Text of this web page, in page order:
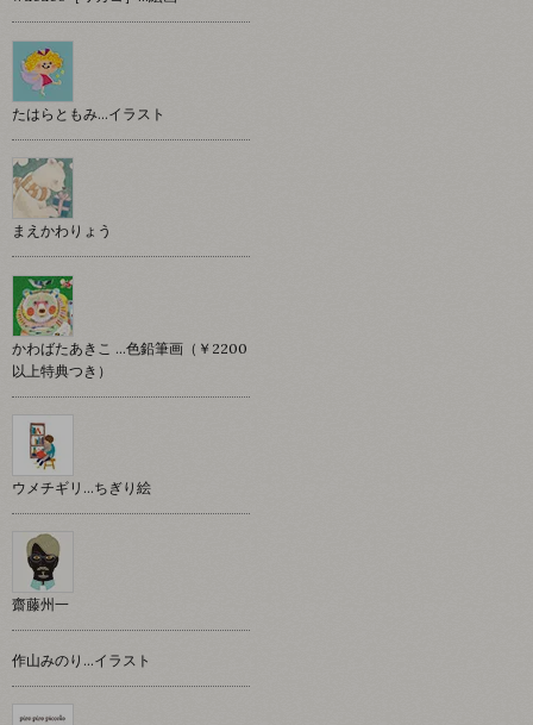
たはらともみ…イラスト
まえかわりょう
かわばたあきこ …色鉛筆画（￥2200
以上特典つき）
ウメチギリ…ちぎり絵
齋藤州一
作山みのり…イラスト